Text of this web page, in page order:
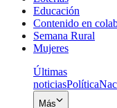
Educación
Contenido en
Semana Rural
Mujeres
Últimas
noticiasPolítica
Más